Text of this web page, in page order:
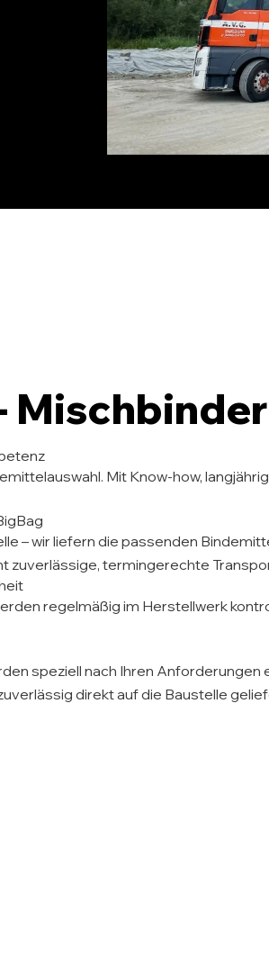
Mit Know-how,
– wir liefern die passenden
zuverlässige, termingerechte
regelmäßig im Herstellwerk
speziell nach Ihren Anforderungen
direkt auf die Baustelle